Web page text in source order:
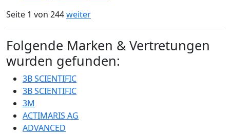
Seite 1 von 244weiter
Folgende Marken & Vertretungen
wurden gefunden:
3B SCIENTIFIC
3B SCIENTIFIC
3M
ACTIMARIS AG
ADVANCED